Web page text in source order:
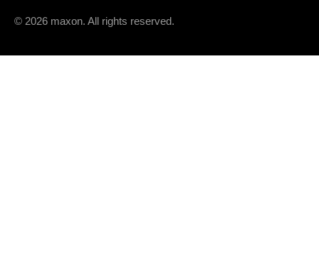
© 2026 maxon. All rights reserved.